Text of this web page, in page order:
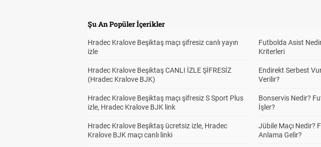
Şu An Popüler İçerikler
Hradec Kralove Beşiktaş maçı şifresiz canlı yayın
izle
Hradec Kralove Beşiktaş CANLI İZLE ŞİFRESİZ
(Hradec Kralove BJK)
Hradec Kralove Beşiktaş maçı şifresiz S Sport Plus
izle, Hradec Kralove BJK link
Hradec Kralove Beşiktaş ücretsiz izle, Hradec
Kralove BJK maçı canlı linki
Futbolda Asist
Kriterleri
Endirekt Serbest
Verilir?
Bonservis Nedir?
İşler?
Jübile Maçı Nedir?
Anlama Gelir?